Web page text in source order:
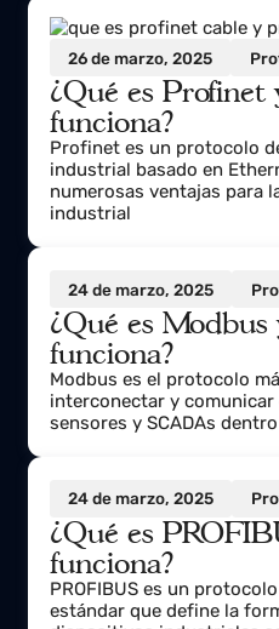
mismo ecosistema
26 de marzo, 2025
¿Qué es
funciona?
Profinet es un protocolo
industrial
24 de marzo, 2025
¿Qué es
funciona?
sensores y SCADAs
24 de marzo, 2025
¿Qué es